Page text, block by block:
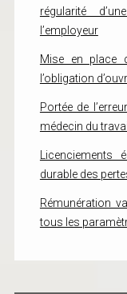
régularité
l’employeur
Mise en place
l’obligation
Portée de
médecin du
Licenciements
durable des
Rémunération
tous les